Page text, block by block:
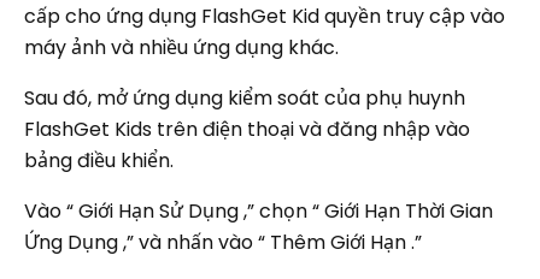
cấp cho ứng dụng FlashGet Kid quyền truy cập vào
máy ảnh và nhiều ứng dụng khác.
Sau đó, mở ứng dụng kiểm soát của phụ huynh
FlashGet Kids trên điện thoại và đăng nhập vào
bảng điều khiển.
Vào “ Giới Hạn Sử Dụng ,” chọn “ Giới Hạn Thời Gian
Ứng Dụng ,” và nhấn vào “ Thêm Giới Hạn .”